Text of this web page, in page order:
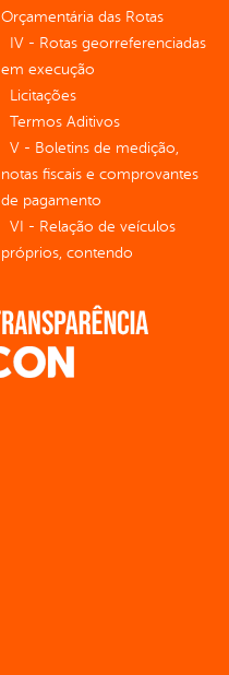
Orçamentária das Rotas
IV - Rotas georreferenciadas
em execução
Licitações
Termos Aditivos
V - Boletins de medição,
notas fiscais e comprovantes
de pagamento
VI - Relação de veículos
próprios, contendo